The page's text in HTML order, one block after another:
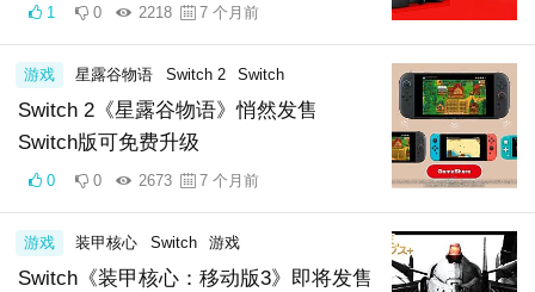
1 0 2218 7 个月前
Switch 2《星露谷物语》悄然发售
Switch版可免费升级
游戏 星露谷物语 Switch 2 Switch
0 0 2673 7 个月前
Switch《装甲核心：移动版3》即将发售
游戏 装甲核心 Switch 游戏